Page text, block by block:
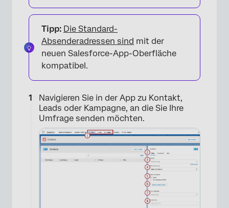
Tipp: Die Standard-
Absenderadressen sind mit der
neuen Salesforce-App-Oberfläche
kompatibel.
Navigieren Sie in der App zu Kontakt,
Leads oder Kampagne, an die Sie Ihre
Umfrage senden möchten.